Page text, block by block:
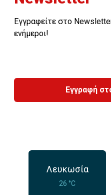
Εγγραφείτε στο
ενήμεροι!
Εγγραφή
Λευκωσία
26 °C